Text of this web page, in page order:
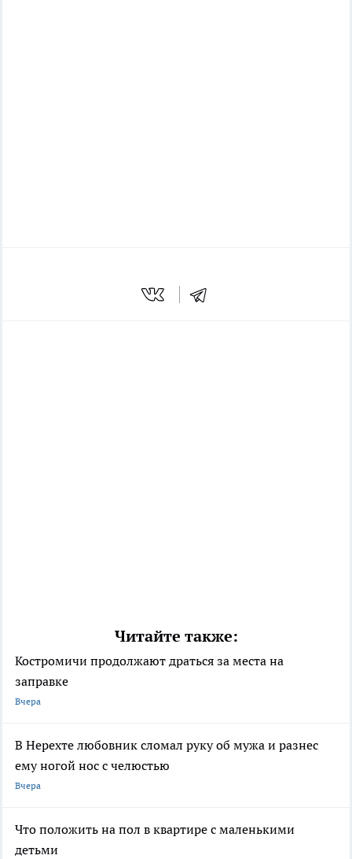
Читайте также:
Костромичи продолжают драться за места на
заправке
Вчера
В Нерехте любовник сломал руку об мужа и разнес
ему ногой нос с челюстью
Вчера
Что положить на пол в квартире с маленькими
детьми